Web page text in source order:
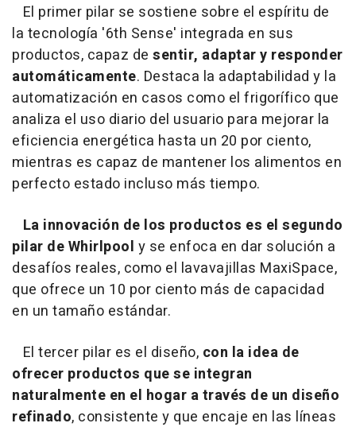
El primer pilar se sostiene sobre el espíritu de
la tecnología '6th Sense' integrada en sus
productos, capaz de sentir, adaptar y responder
automáticamente. Destaca la adaptabilidad y la
automatización en casos como el frigorífico que
analiza el uso diario del usuario para mejorar la
eficiencia energética hasta un 20 por ciento,
mientras es capaz de mantener los alimentos en
perfecto estado incluso más tiempo.
La innovación de los productos es el segundo
pilar de Whirlpool y se enfoca en dar solución a
desafíos reales, como el lavavajillas MaxiSpace,
que ofrece un 10 por ciento más de capacidad
en un tamaño estándar.
El tercer pilar es el diseño, con la idea de
ofrecer productos que se integran
naturalmente en el hogar a través de un diseño
refinado, consistente y que encaje en las líneas